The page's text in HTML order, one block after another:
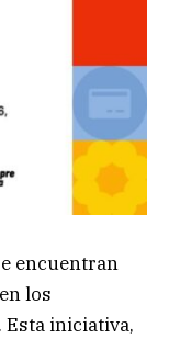
encuentran
los
iniciativa,